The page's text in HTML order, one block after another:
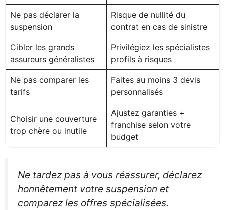
Ne pas déclarer la
suspension
Risque de nullité du
contrat en cas de sinistre
Cibler les grands
assureurs généralistes
Privilégiez les spécialistes
profils à risques
Ne pas comparer les
tarifs
Faites au moins 3 devis
personnalisés
Choisir une couverture
trop chère ou inutile
Ajustez garanties +
franchise selon votre
budget
Ne tardez pas à vous réassurer, déclarez
honnêtement votre suspension et
comparez les offres spécialisées.